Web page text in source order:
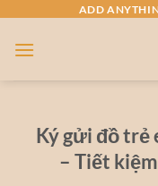
nội
dung
ADD
Ký gửi đồ trẻ
– Tiết